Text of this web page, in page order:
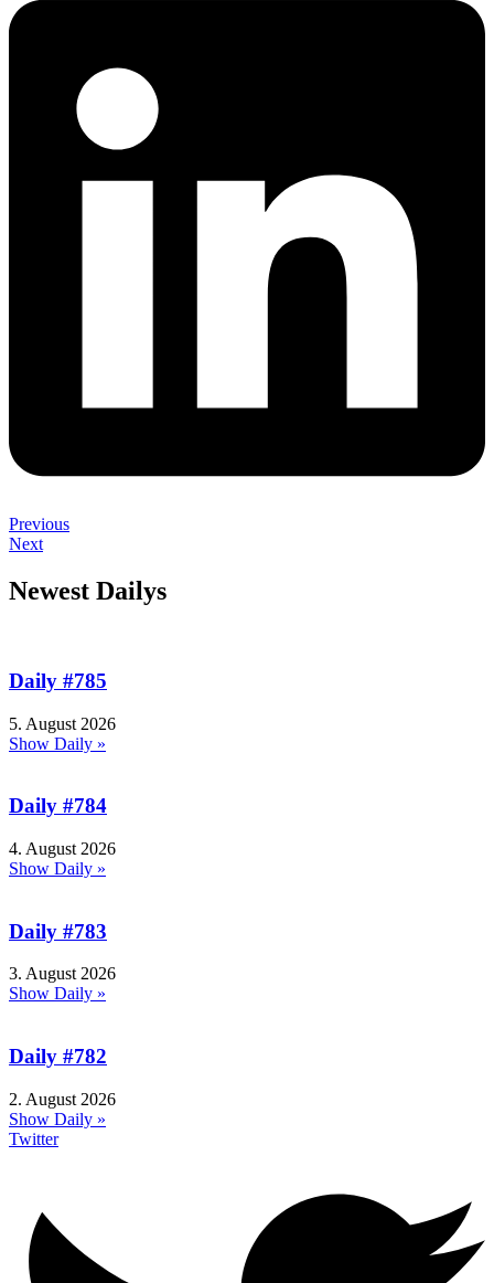
Previous
Next
Newest Dailys
Daily #785
5. August 2026
Show Daily »
Daily #784
4. August 2026
Show Daily »
Daily #783
3. August 2026
Show Daily »
Daily #782
2. August 2026
Show Daily »
Twitter